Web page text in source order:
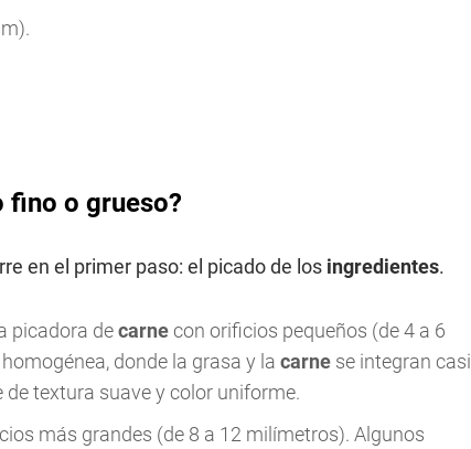
fino o grueso?
en el primer paso: el picado de los ingredientes.
picadora decarnecon orificios pequeños (de 4 a 6
donde la grasa y la carne se integran casi
textura suave y color uniforme.
más grandes (de 8 a 12 milímetros). Algunos